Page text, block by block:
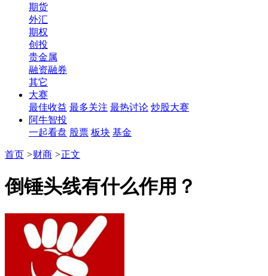
期货
外汇
期权
创投
贵金属
融资融券
其它
大赛
最佳收益 最多关注 最热讨论 炒股大赛
阿牛智投
一起看盘 股票 板块 基金
首页 >财商 >正文
倒锤头线有什么作用？